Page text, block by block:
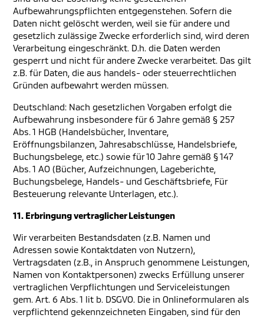
Aufbewahrungspflichten entgegenstehen. Sofern die
Daten nicht gelöscht werden, weil sie für andere und
gesetzlich zulässige Zwecke erforderlich sind, wird deren
Verarbeitung eingeschränkt. D.h. die Daten werden
gesperrt und nicht für andere Zwecke verarbeitet. Das gilt
z.B. für Daten, die aus handels- oder steuerrechtlichen
Gründen aufbewahrt werden müssen.
Deutschland: Nach gesetzlichen Vorgaben erfolgt die
Aufbewahrung insbesondere für 6 Jahre gemäß § 257
Abs. 1 HGB (Handelsbücher, Inventare,
Eröffnungsbilanzen, Jahresabschlüsse, Handelsbriefe,
Buchungsbelege, etc.) sowie für 10 Jahre gemäß § 147
Abs. 1 AO (Bücher, Aufzeichnungen, Lageberichte,
Buchungsbelege, Handels- und Geschäftsbriefe, Für
Besteuerung relevante Unterlagen, etc.).
11. Erbringung vertraglicher Leistungen
Wir verarbeiten Bestandsdaten (z.B. Namen und
Adressen sowie Kontaktdaten von Nutzern),
Vertragsdaten (z.B., in Anspruch genommene Leistungen,
Namen von Kontaktpersonen) zwecks Erfüllung unserer
vertraglichen Verpflichtungen und Serviceleistungen
gem. Art. 6 Abs. 1 lit b. DSGVO. Die in Onlineformularen als
verpflichtend gekennzeichneten Eingaben, sind für den